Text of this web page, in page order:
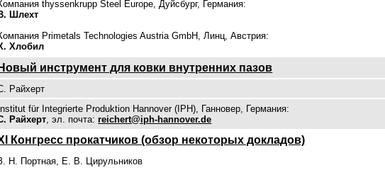
thyssenkrupp Steel Europe, Дуйсбург, Германия:
Шлехт
Primetals Technologies Austria GmbH, Линц, Австрия:
Хлобил
Новый инструмент для ковки внутренних пазов
Райхерт
Institut für Integrierte Produktion Hannover (IPH), Ганновер, Германия:
Райхерт , эл. почта:reichert@iph-hannover.de
Конгресс прокатчиков (обзор некоторых докладов)
Н. Портная, Е. В. Цирульников